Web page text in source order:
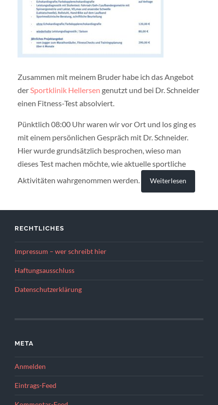
Zusammen mit meinem Bruder habe ich das Angebot
derSportklinik Hellersen genutzt und bei Dr. Schneider
einen Fitness-Test absolviert.
Pünktlich 08:00 Uhr waren wir vor Ort und los ging es
mit einem persönlichen Gespräch mit Dr. Schneider.
Hier wurde grundsätzlich besprochen, wieso man
dieses Test machen möchte, wie aktuelle sportliche
Aktivitäten wahrgenommen werden.
Weiterlesen
RECHTLICHES
Impressum – wer schreibt hier
Haftungsausschluss
Datenschutzerklärung
META
Anmelden
Eintrags-Feed